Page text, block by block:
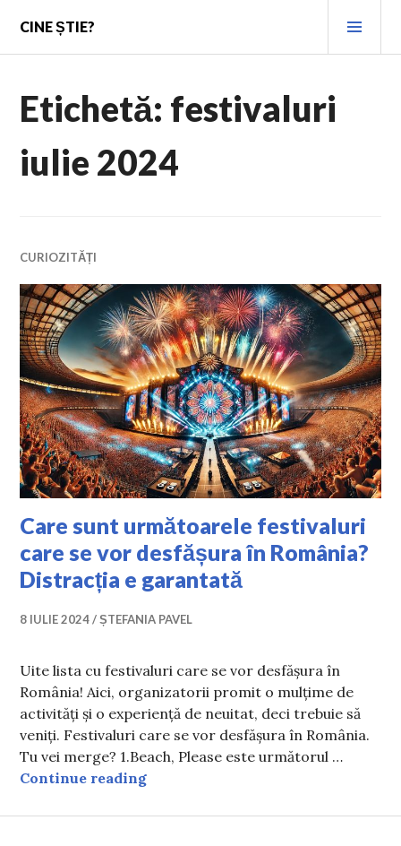
content
CINE ȘTIE?
Etichetă: festivaluri
iulie 2024
CURIOZITĂȚI
Care sunt următoarele festivaluri
care se vor desfășura în România?
Distracția e garantată
8 IULIE 2024 ȘTEFANIA PAVEL
Uite lista cu festivaluri care se vor desfășura în
România! Aici, organizatorii promit o mulțime de
activități și o experiență de neuitat, deci trebuie să
veniți. Festivaluri care se vor desfășura în România.
Tu vei merge? 1.Beach, Please este următorul …
Continue readingCare sunt următoarele festivaluri